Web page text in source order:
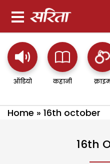
ऑडियो कहानी
Home » 16th october
16th